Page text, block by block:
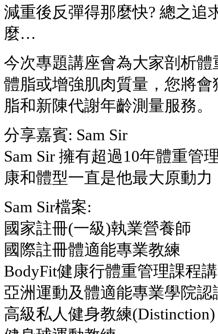
減重後反彈得那麼快? 總之追
麼…
今次專題講座會為大家剖析
體脂或增強肌肉質量，您將
脂和新陳代謝年齡測量服務。
分享嘉賓: Sam Sir
Sam Sir 擁有超過10年體重管
康和體型一直是他最大原動力
Sam Sir檔案:
國家註冊(一級)執業營養師
國際註冊體適能專業教練
BodyFit健康行體重管理課程
亞洲運動及體適能專業學院認
高級私人健身教練(Distinction)